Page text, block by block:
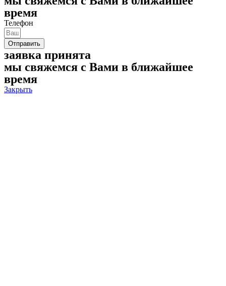
время
Телефон
Отправить
заявка принята
мы свяжемся с Вами в ближайшее
время
Закрыть